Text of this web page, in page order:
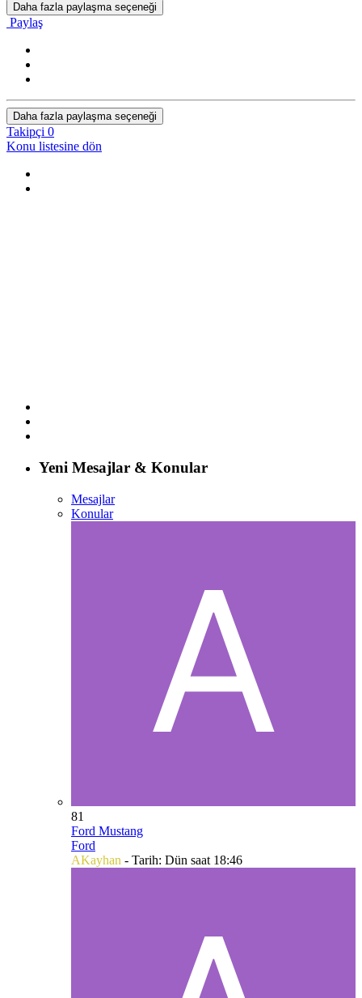
Daha fazla paylaşma seçeneği
Paylaş
Daha fazla paylaşma seçeneği
Takipçi 0
Konu listesine dön
Yeni Mesajlar & Konular
Mesajlar
Konular
81
Ford Mustang
Ford
AKayhan - Tarih: Dün saat 18:46